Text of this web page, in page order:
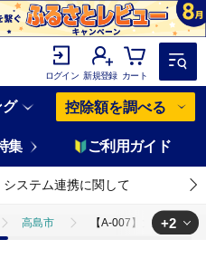
ログイン 新規登録 カート
グ 控除額を調べる
集 ご利用ガイド
システム連携に関して
高島市 【A-007】大吉商店
+2